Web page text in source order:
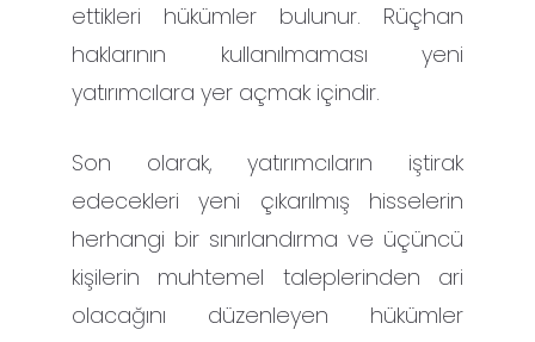
ettikleri hükümler bulunur. Rüçhan
haklarının kullanılmaması yeni
yatırımcılara yer açmak içindir.
Son olarak, yatırımcıların iştirak
edecekleri yeni çıkarılmış hisselerin
herhangi bir sınırlandırma ve üçüncü
kişilerin muhtemel taleplerinden ari
olacağını düzenleyen hükümler